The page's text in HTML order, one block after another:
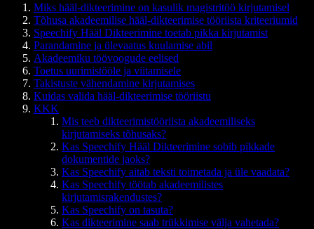
Miks hääl-dikteerimine on kasulik magistritöö kirjutamisel
Tõhusa akadeemilise hääl-dikteerimise tööriista kriteeriumid
Speechify Hääl Dikteerimine toetab pikka kirjutamist
Parandamine ja ülevaatus kuulamise abil
Akadeemiku töövoogude eelised
Toetus uurimistööle ja viitamisele
Takistuste vähendamine kirjutamises
Kuidas valida hääl-dikteerimise tööriistu
KKK
Mis teeb dikteerimistööriista akadeemiliseks
kirjutamiseks tõhusaks?
Kas Speechify Hääl Dikteerimine sobib pikkade
dokumentide jaoks?
Kas Speechify aitab teksti toimetada ja üle vaadata?
Kas Speechify töötab akadeemilistes
kirjutamisrakendustes?
Kas Speechify on tasuta?
Kas dikteerimine saab trükkimise välja vahetada?